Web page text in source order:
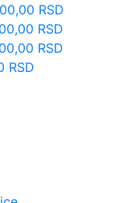
RSD
RSD
RSD
RSD